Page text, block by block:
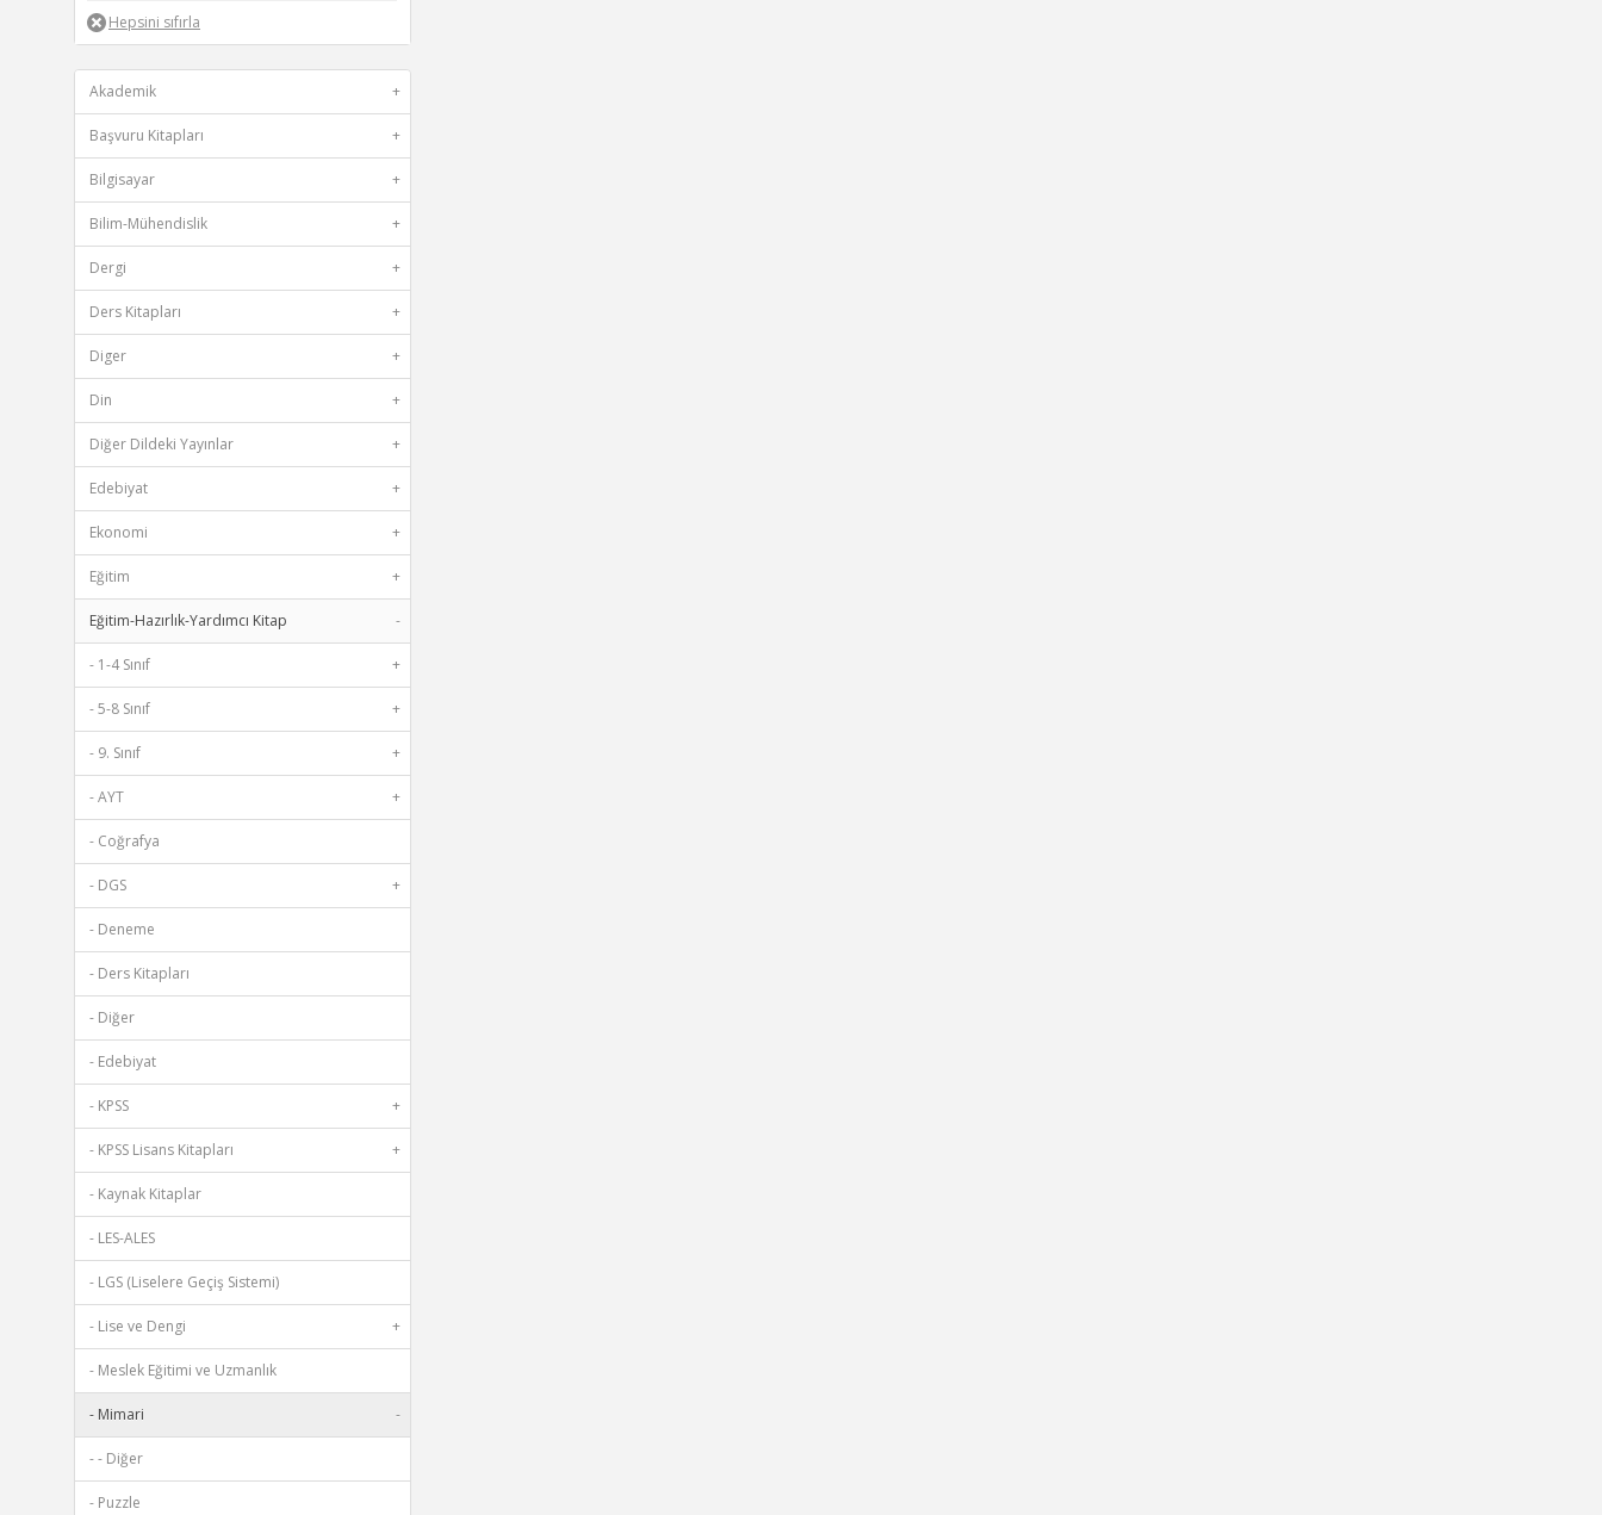
Akademik +
Başvuru Kitapları +
Bilgisayar +
Bilim-Mühendislik +
Dergi +
Ders Kitapları +
Diger +
Din +
Diğer Dildeki Yayınlar +
Edebiyat +
Ekonomi +
Eğitim +
Eğitim-Hazırlık-Yardımcı Kitap -
- 1-4 Sınıf +
- 5-8 Sınıf +
- 9. Sınıf +
- AYT +
- Coğrafya
- DGS +
- Deneme
- Ders Kitapları
- Diğer
- Edebiyat
- KPSS +
- KPSS Lisans Kitapları +
- Kaynak Kitaplar
- LES-ALES
- LGS (Liselere Geçiş Sistemi)
- Lise ve Dengi +
- Meslek Eğitimi ve Uzmanlık
- Mimari -
- - Diğer
- Puzzle